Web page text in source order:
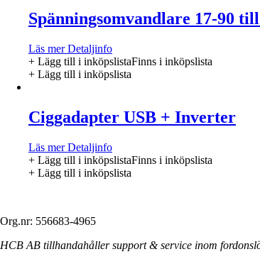
Spänningsomvandlare 17-90
Läs merDetaljinfo
+ Lägg till i inköpslistaFinns i inköpslista
+ Lägg till i inköpslista
Ciggadapter USB + Inverter
Läs merDetaljinfo
+ Lägg till i inköpslistaFinns i inköpslista
+ Lägg till i inköpslista
Org.nr: 556683-4965
HCB AB tillhandahåller support & service inom